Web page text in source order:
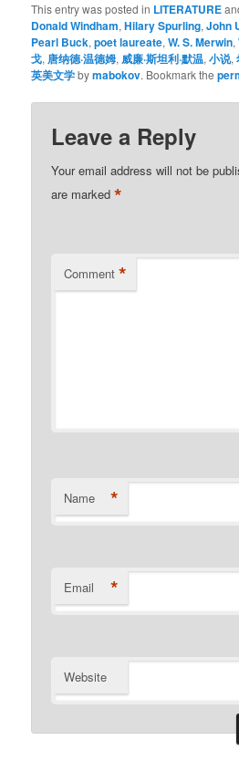
This entry was posted in LITERATURE
Donald Windham,Hilary Spurling,John
Pearl Buck,poet laureate,W. S. Merwin,
戈, 唐纳德·温德姆, 威廉·斯坦利·默温,小说,
英美文学bymabokov. Bookmark the
Leave a Reply
Your email address will not be
are marked*
Comment *
Name *
Email *
Website